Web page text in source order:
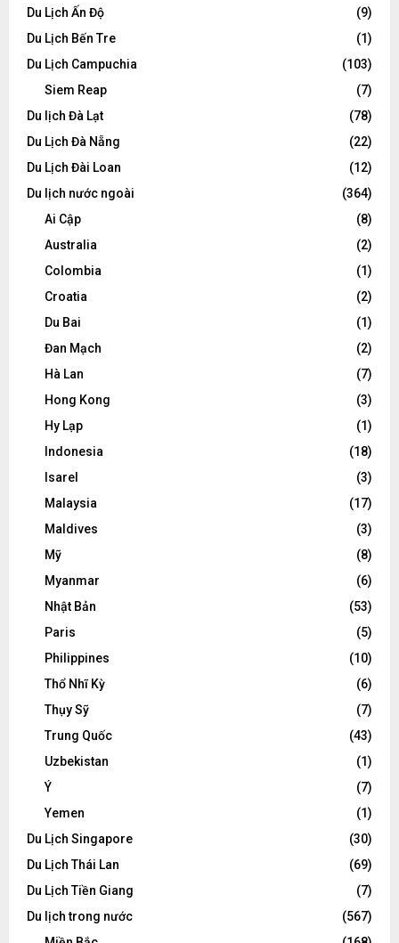
Du Lịch Ấn Độ
(9)
Du Lịch Bến Tre
(1)
Du Lịch Campuchia
(103)
Siem Reap
(7)
Du lịch Đà Lạt
(78)
Du Lịch Đà Nẵng
(22)
Du Lịch Đài Loan
(12)
Du lịch nước ngoài
(364)
Ai Cập
(8)
Australia
(2)
Colombia
(1)
Croatia
(2)
Du Bai
(1)
Đan Mạch
(2)
Hà Lan
(7)
Hong Kong
(3)
Hy Lạp
(1)
Indonesia
(18)
Isarel
(3)
Malaysia
(17)
Maldives
(3)
Mỹ
(8)
Myanmar
(6)
Nhật Bản
(53)
Paris
(5)
Philippines
(10)
Thổ Nhĩ Kỳ
(6)
Thụy Sỹ
(7)
Trung Quốc
(43)
Uzbekistan
(1)
Ý
(7)
Yemen
(1)
Du Lịch Singapore
(30)
Du Lịch Thái Lan
(69)
Du Lịch Tiền Giang
(7)
Du lịch trong nước
(567)